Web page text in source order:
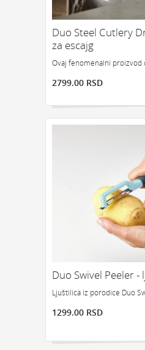
Duo Steel Cutlery
za escajg
Ovaj fenomenalni proizvod
2799.00 RSD
Duo Swivel Peeler -
Ljuštilica iz porodice Duo
1299.00 RSD